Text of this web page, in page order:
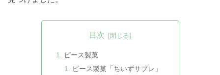
目次
ピース製菓
ピース製菓「ちいずサブレ」